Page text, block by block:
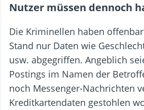
Nutzer müssen dennoch
Die Kriminellen haben
Stand nur Daten wie
usw. abgegriffen. Angeblich
Postings im Namen der
noch Messenger-Nachrichten
Kreditkartendaten gestohlen